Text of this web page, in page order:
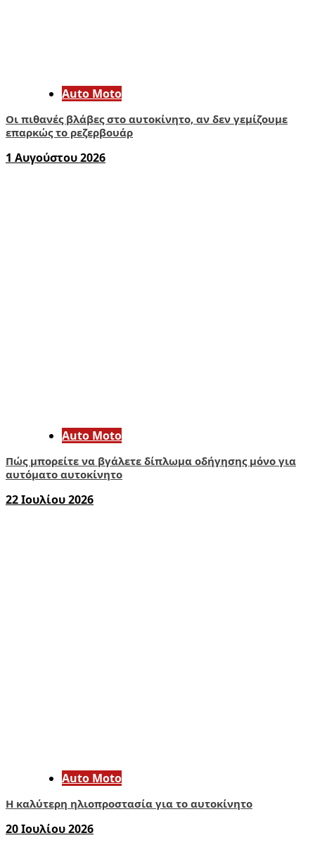
Auto Moto
Οι πιθανές βλάβες στο αυτοκίνητο, αν δεν γεμίζουμε
επαρκώς το ρεζερβουάρ
1 Αυγούστου 2026
Auto Moto
Πώς μπορείτε να βγάλετε δίπλωμα οδήγησης μόνο για
αυτόματο αυτοκίνητο
22 Ιουλίου 2026
Auto Moto
Η καλύτερη ηλιοπροστασία για το αυτοκίνητο
20 Ιουλίου 2026